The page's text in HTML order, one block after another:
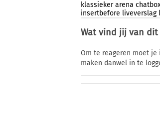
klassieker arena
insertbefore liveverslag
Wat vind jij van dit
Om te reageren moet je
maken danwel in te